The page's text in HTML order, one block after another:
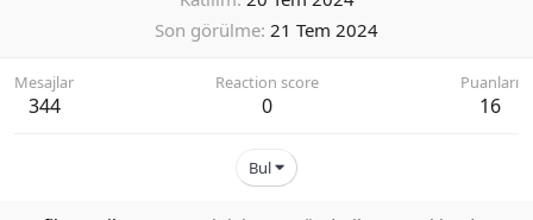
Son görülme 21 Tem 2024
Mesajlar
344
Reaction score
0
Puanları
16
Bul